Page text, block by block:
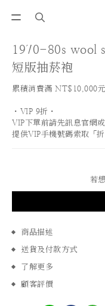
1970-80s wool
短版抽菸袍
累積消費滿 NT$10,000
・VIP 9折・
VIP下單前請先訊息官網
提供VIP手機號碼索取「折
若
商品描述
送貨及付款方式
了解更多
顧客評價